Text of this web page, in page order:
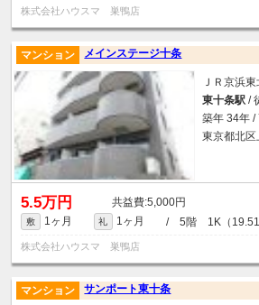
株式会社ハウスマ 巣鴨店
メインステージ十条
マンション
ＪＲ京浜
東十条駅 /
築年 34年 /
東京都北区
5.5万円 5,000円
敷 1ヶ月 礼 1ヶ月 / 5階 1K（19.51
株式会社ハウスマ 巣鴨店
サンポート東十条
マンション